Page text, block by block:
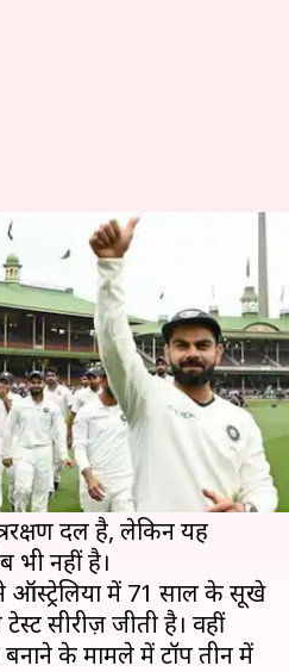
के करीब भी नहीं है
01:58 pm
चैपल का मानना है कि
सर्वश्रेष्ठ बल्लेबाज़ी नहीं हैं।
सेना के पास सर्वश्रेष्ठ
दल है, लेकिन यह
भी नहीं है।
ऑस्ट्रेलिया में 71 साल के सूखे
सीरीज़ जीती है। वहीं
के मामले में टॉप तीन में